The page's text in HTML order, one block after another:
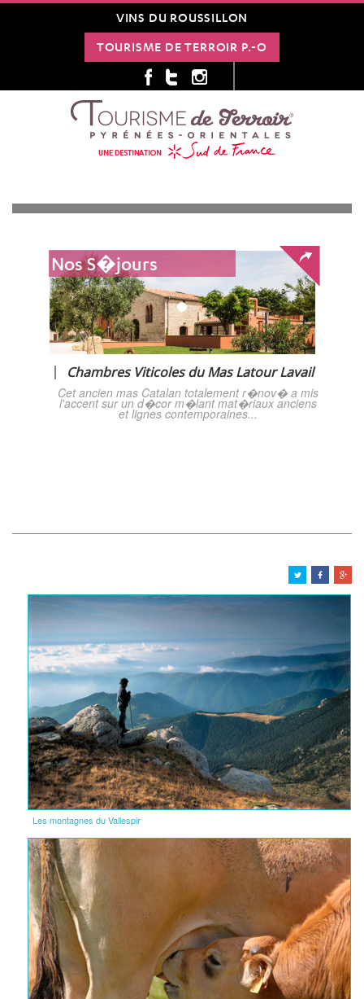
VINS DU ROUSSILLON
TOURISME DE TERROIR P.-O
Nos S�jours
Chambres Viticoles du Mas Latour Lavail
Cet ancien mas Catalan totalement r�nov� a mis
l'accent sur un d�cor m�lant mat�riaux anciens
et lignes contemporaines...
Les montagnes du Vallespir